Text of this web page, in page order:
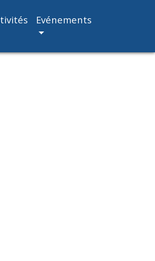
Evénements